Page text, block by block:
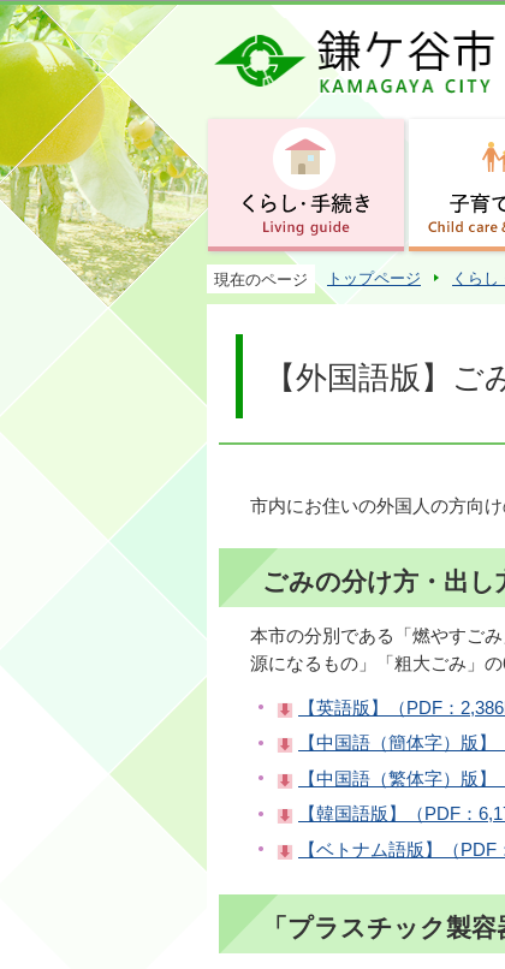
現在のページ トップページ くらし
【外国語版】ご
市内にお住いの外国人の方向
ごみの分け方・出し
本市の分別である「燃やすご
源になるもの」「粗大ごみ」
【英語版】（PDF：
【中国語（簡体字）版】
【中国語（繁体字）版】
【韓国語版】（PDF：
【ベトナム語版】（PDF
「プラスチック製